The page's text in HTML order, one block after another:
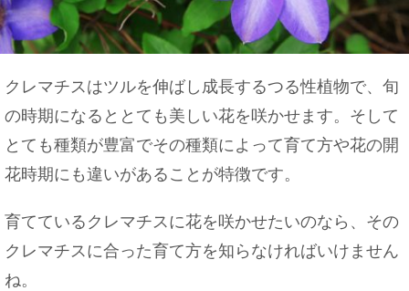
クレマチスはツルを伸ばし成長するつる性植物で、旬
の時期になるととても美しい花を咲かせます。そして
とても種類が豊富でその種類によって育て方や花の開
花時期にも違いがあることが特徴です。
育てているクレマチスに花を咲かせたいのなら、その
クレマチスに合った育て方を知らなければいけません
ね。